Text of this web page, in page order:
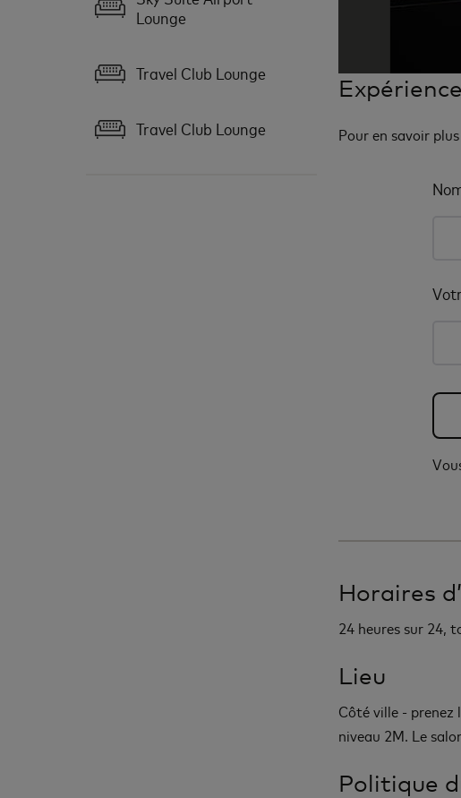
Lounge
Travel Club Lounge
Travel Club Lounge Pour en savoir
Horaires
24 heures sur 24,
Lieu
Côté ville - prenez
niveau 2M. Le
Politique